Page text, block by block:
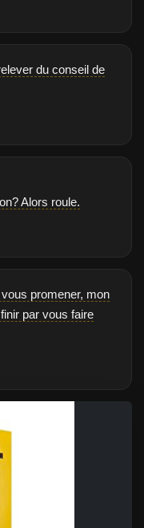
du conseil de
Alors roule.
promener, mon
par vous faire